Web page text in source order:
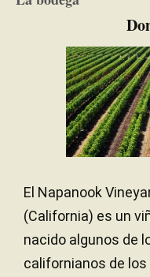
El Napanook
(California) es un
nacido algunos de
californianos de los